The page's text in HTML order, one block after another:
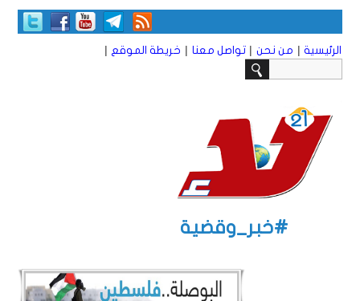
الرئيسية | من نحن | تواصل معنا | خريطة الموقع |
#خبر_وقضية